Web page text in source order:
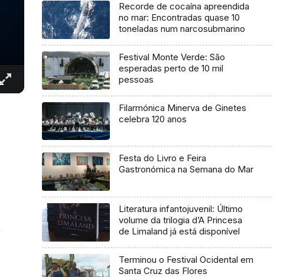
Recorde de cocaína apreendida
no mar: Encontradas quase 10
toneladas num narcosubmarino
Festival Monte Verde: São
esperadas perto de 10 mil
pessoas
Filarmónica Minerva de Ginetes
celebra 120 anos
Festa do Livro e Feira
Gastronómica na Semana do Mar
Literatura infantojuvenil: Último
volume da trilogia d’A Princesa
de Limaland já está disponível
Terminou o Festival Ocidental em
Santa Cruz das Flores